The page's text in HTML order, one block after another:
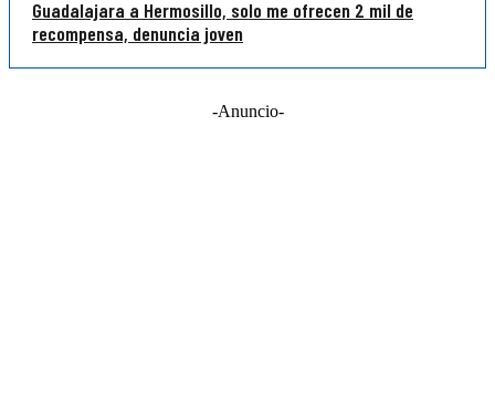
Guadalajara a Hermosillo, solo me ofrecen 2 mil de
recompensa, denuncia joven
-Anuncio-